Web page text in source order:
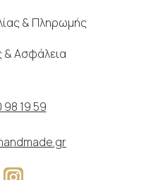
& Πληρωμής
& Ασφάλεια
98 19 59